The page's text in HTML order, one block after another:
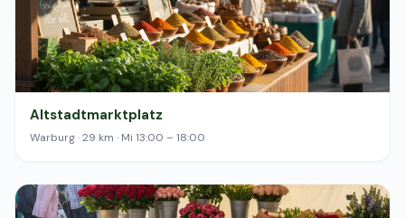
Altstadtmarktplatz
Warburg · 29 km · Mi 13:00 – 18:00